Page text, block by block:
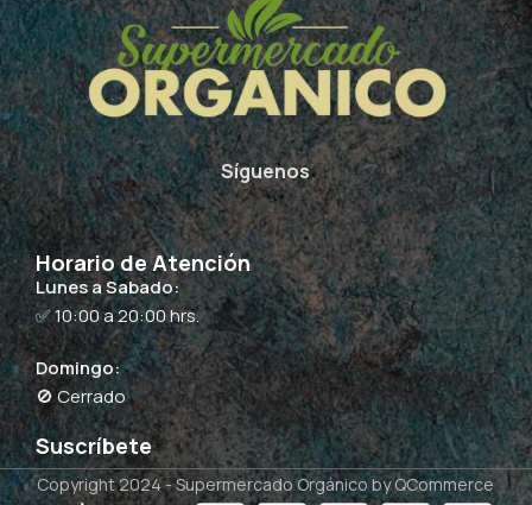
Síguenos
Horario de Atención
Lunes a Sabado:
✅ 10:00 a 20:00 hrs.
Domingo:
🚫 Cerrado
Suscríbete
Copyright 2024 -Supermercado Orgánico by QCommerce